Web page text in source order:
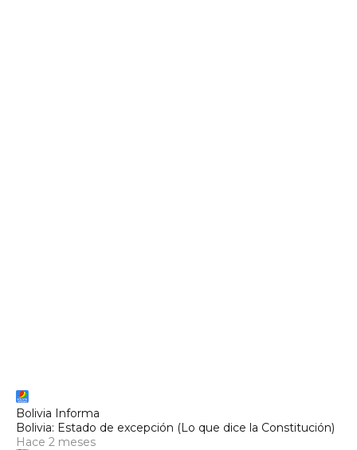
Bolivia Informa
Bolivia: Estado de excepción (Lo que dice la Constitución)
Hace 2 meses